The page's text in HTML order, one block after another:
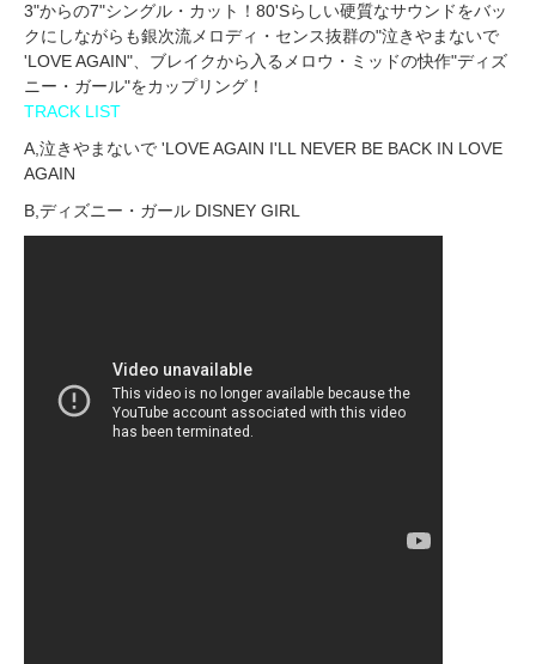
3"からの7"シングル・カット！80'Sらしい硬質なサウンドをバッ
クにしながらも銀次流メロディ・センス抜群の"泣きやまないで
'LOVE AGAIN"、ブレイクから入るメロウ・ミッドの快作"ディズ
ニー・ガール"をカップリング！
TRACK LIST
A,泣きやまないで 'LOVE AGAIN I'LL NEVER BE BACK IN LOVE
AGAIN
B,ディズニー・ガール DISNEY GIRL